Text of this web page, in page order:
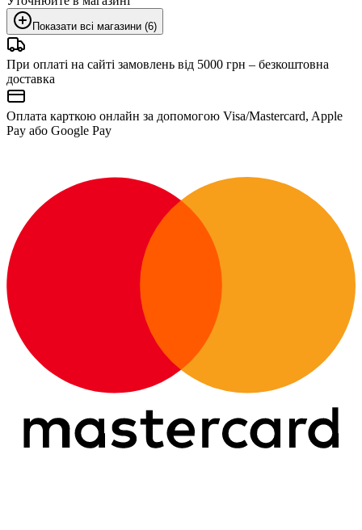
Показати всі магазини (6)
При оплаті на сайті замовлень від 5000 грн – безкоштовна
доставка
Оплата карткою онлайн за допомогою Visa/Mastercard, Apple
Pay або Google Pay